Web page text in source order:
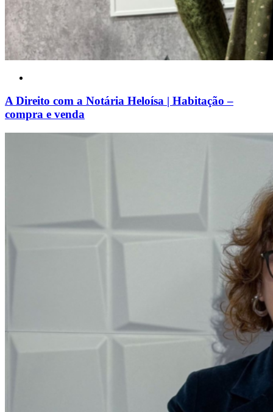
A Direito com a Notária Heloísa | Habitação –
compra e venda